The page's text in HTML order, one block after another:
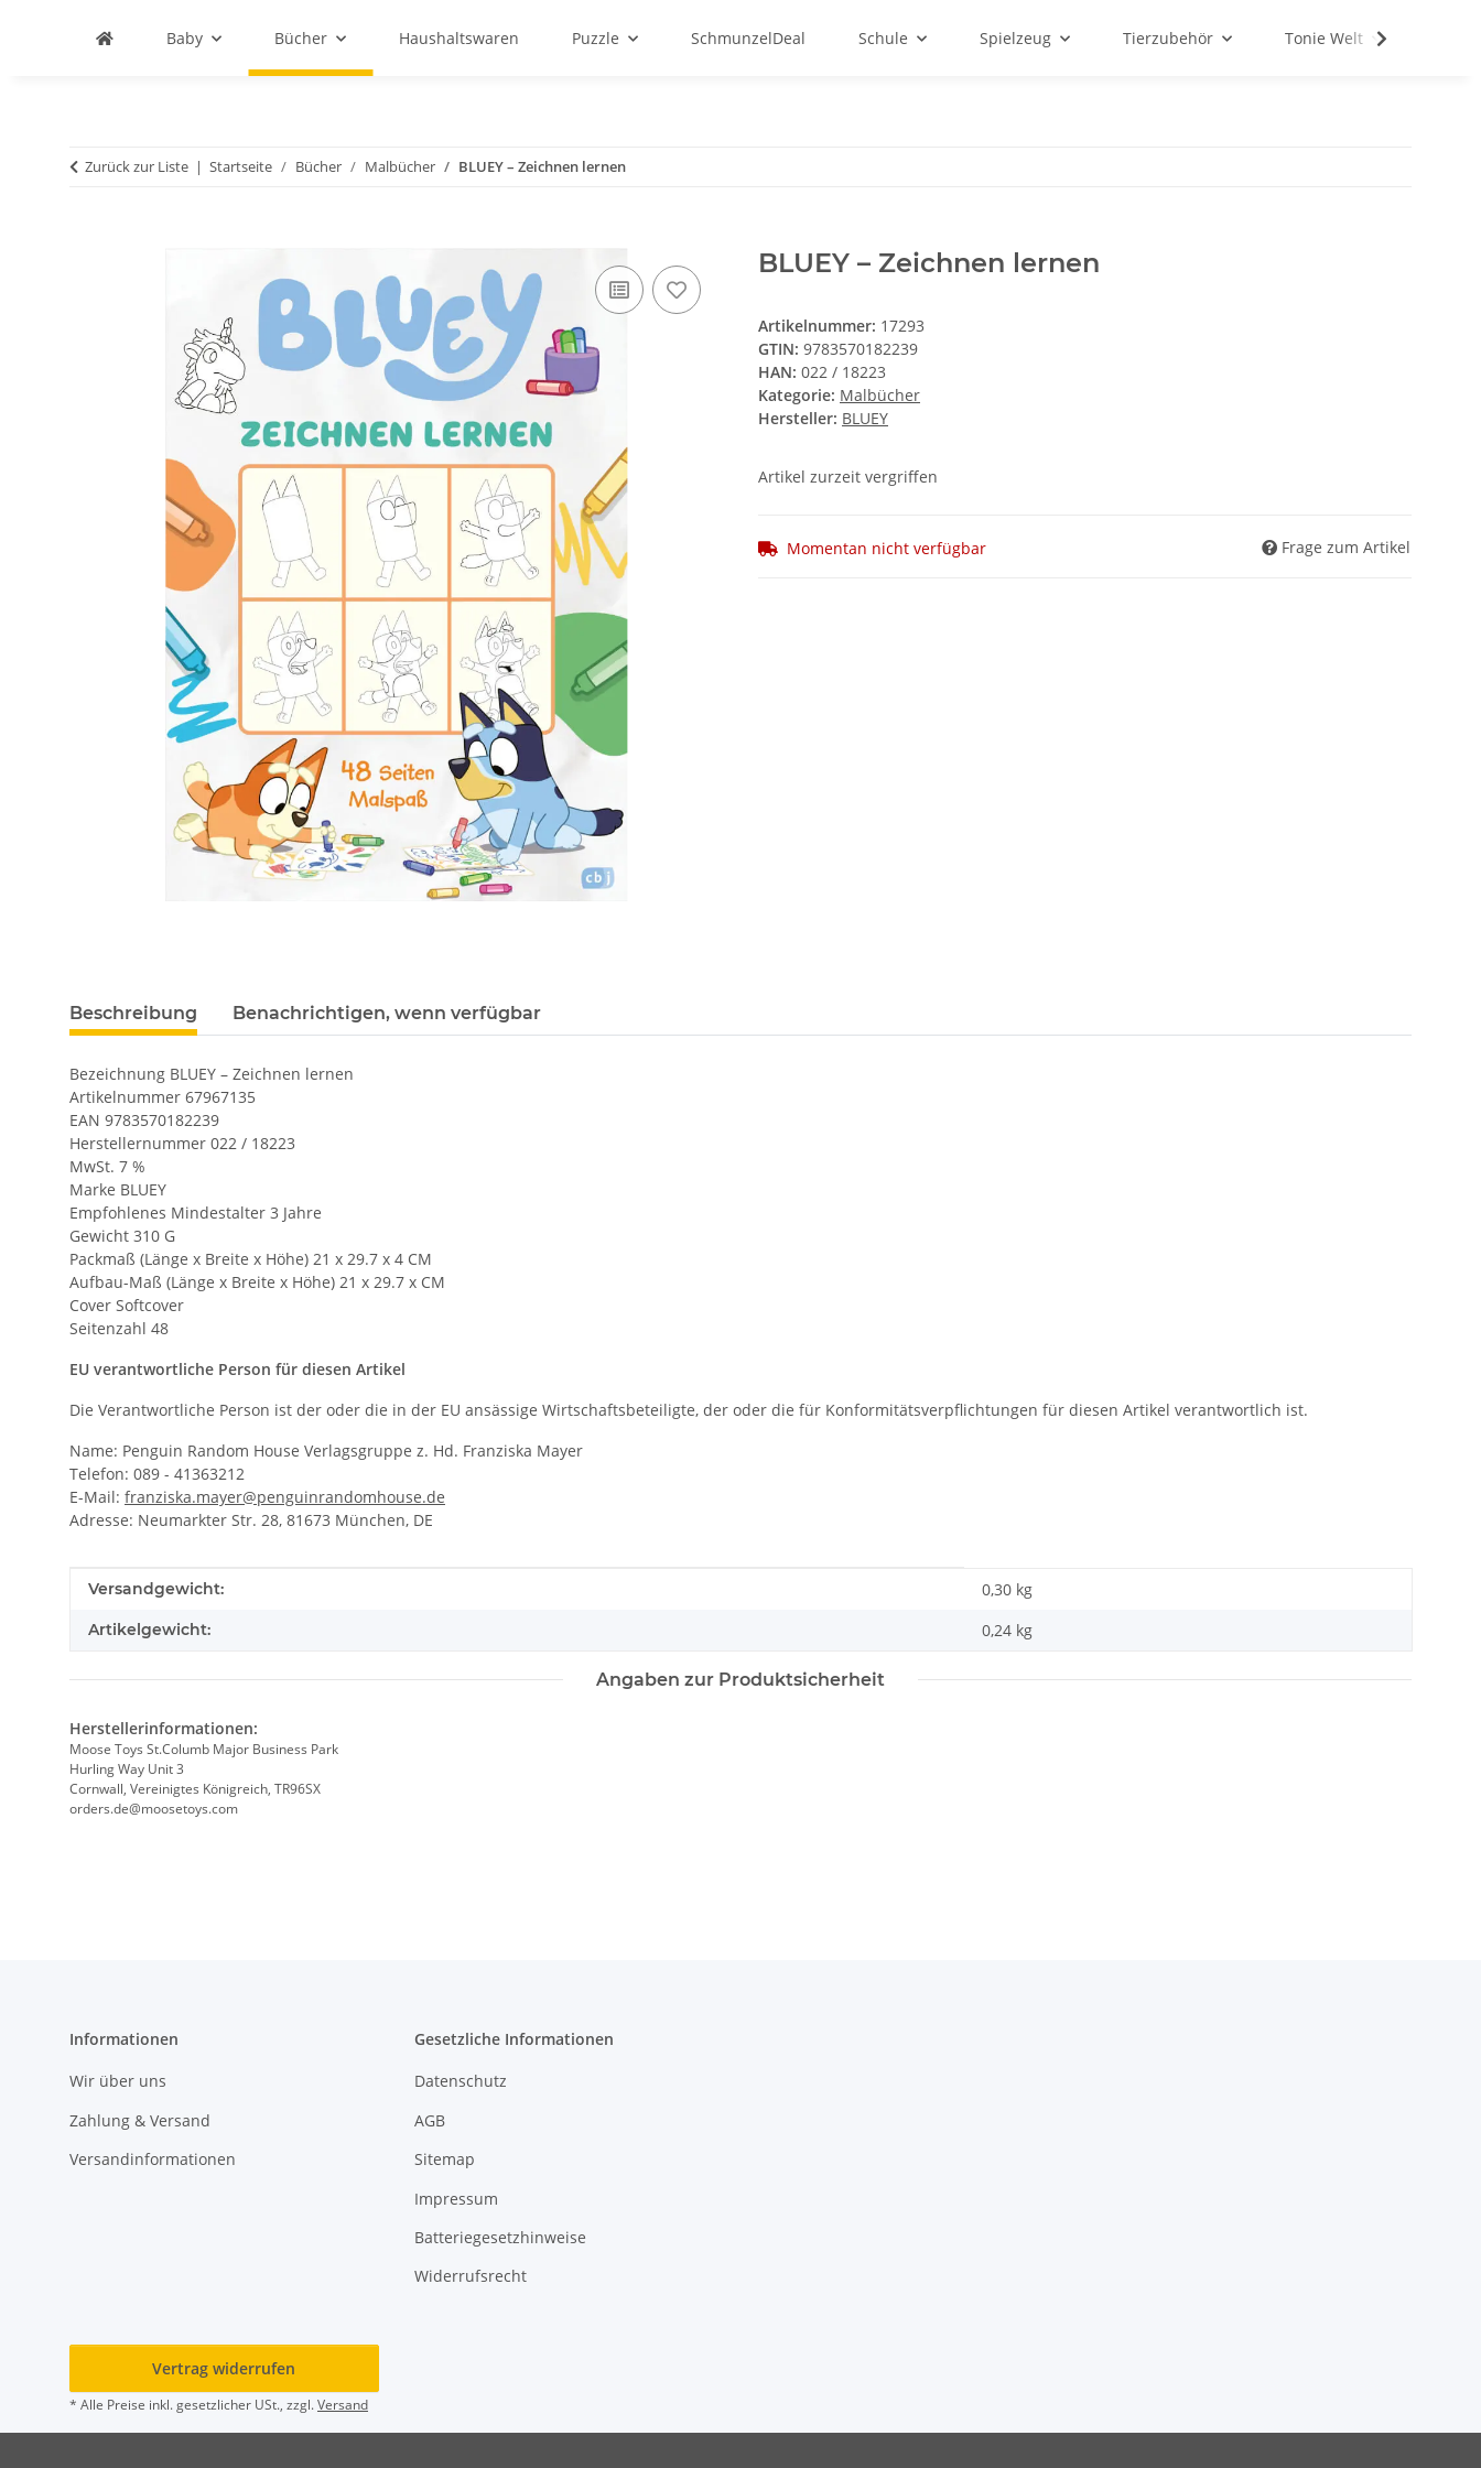
Baby Bücher Haushaltswaren Puzzle SchmunzelDeal Schule Spielzeug Tierzubehör Tonie Welt
Zurück zur Liste Startseite Bücher Malbücher BLUEY – Zeichnen lernen
BLUEY – Zeichnen lernen
Artikelnummer: 17293
GTIN: 9783570182239
HAN: 022 / 18223
Kategorie: Malbücher
Hersteller: BLUEY
Artikel zurzeit vergriffen
Momentan nicht verfügbar Frage zum Artikel
Beschreibung Benachrichtigen, wenn verfügbar
Bezeichnung BLUEY – Zeichnen lernen
Artikelnummer 67967135
EAN 9783570182239
Herstellernummer 022 / 18223
MwSt. 7 %
Marke BLUEY
Empfohlenes Mindestalter 3 Jahre
Gewicht 310 G
Packmaß (Länge x Breite x Höhe) 21 x 29.7 x 4 CM
Aufbau-Maß (Länge x Breite x Höhe) 21 x 29.7 x CM
Cover Softcover
Seitenzahl 48
EU verantwortliche Person für diesen Artikel
Die Verantwortliche Person ist der oder die in der EU ansässige Wirtschaftsbeteiligte, der oder die für Konformitätsverpflichtungen für diesen Artikel verantwortlich ist.
Name: Penguin Random House Verlagsgruppe z. Hd. Franziska Mayer
Telefon: 089 - 41363212
E-Mail: franziska.mayer@penguinrandomhouse.de
Adresse: Neumarkter Str. 28, 81673 München, DE
Produkteigenschaft
Wert
Versandgewicht: 0,30 kg
Artikelgewicht: 0,24 kg
Angaben zur Produktsicherheit
Herstellerinformationen:
Moose Toys St.Columb Major Business Park
Hurling Way Unit 3
Cornwall, Vereinigtes Königreich, TR96SX
orders.de@moosetoys.com
Informationen
Wir über uns
Zahlung & Versand
Versandinformationen
Gesetzliche Informationen
Datenschutz
AGB
Sitemap
Impressum
Batteriegesetzhinweise
Widerrufsrecht
Vertrag widerrufen
* Alle Preise inkl. gesetzlicher USt., zzgl.Versand